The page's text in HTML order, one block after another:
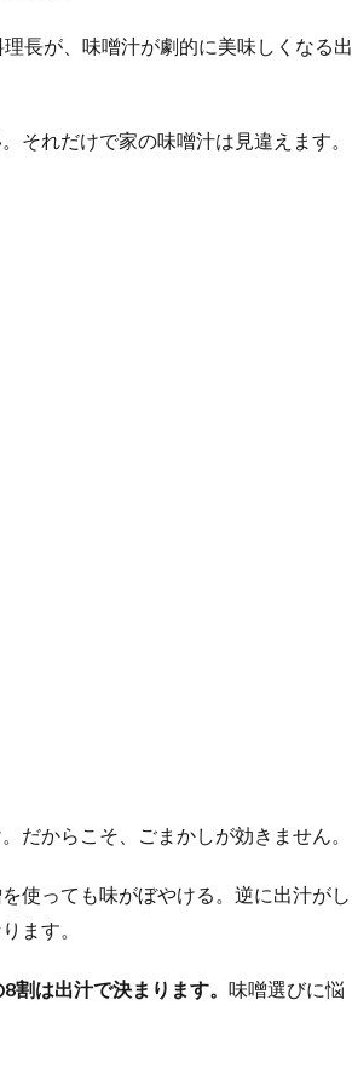
長が、味噌汁が劇的に美味しくなる出
それだけで家の味噌汁は見違えます。
だからこそ、ごまかしが効きません。
使っても味がぼやける。逆に出汁がし
ます。
割は出汁で決まります。 味噌選びに悩